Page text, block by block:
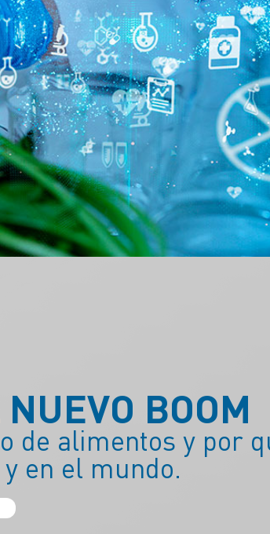
BOOM
de alimentos y por
en el mundo.